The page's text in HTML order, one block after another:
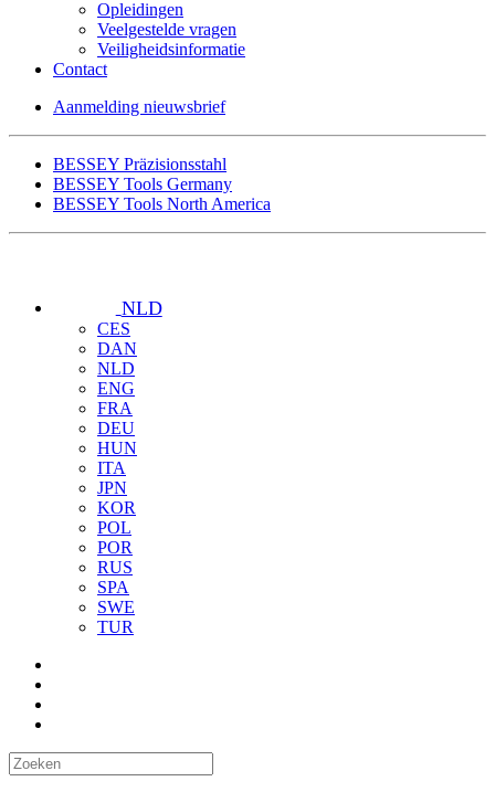
Opleidingen
Veelgestelde vragen
Veiligheidsinformatie
Contact
Aanmelding nieuwsbrief
BESSEY Präzisionsstahl
BESSEY Tools Germany
BESSEY Tools North America
NLD
CES
DAN
NLD
ENG
FRA
DEU
HUN
ITA
JPN
KOR
POL
POR
RUS
SPA
SWE
TUR